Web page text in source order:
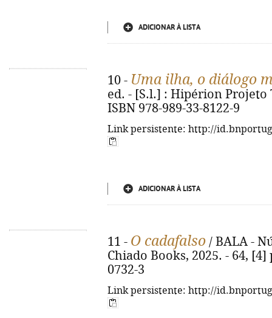
ADICIONAR À LISTA
10 - Uma ilha, o diálogo
ed. - [S.l.] : Hipérion Projeto
ISBN 978-989-33-8122-9
Link persistente: http://
ADICIONAR À LISTA
11 - O cadafalso / BALA -
Chiado Books, 2025. - 64, [4]
0732-3
Link persistente: http://